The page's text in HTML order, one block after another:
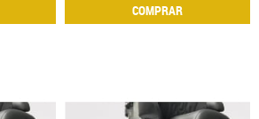
COMPRAR